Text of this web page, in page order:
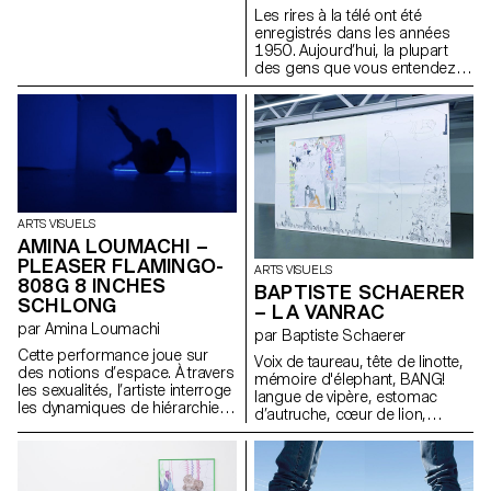
Les rires à la télé ont été
enregistrés dans les années
1950. Aujourd’hui, la plupart
des gens que vous entendez
rire sont morts. » Cette phrase,
tirée du roman Berceuse de
Chuck Palahniuk, ressemble à
une légende urbaine — à moitié
vraie. Elle fait écho à la
sculpture Partial Truth de Bruce
Nauman, une stèle froide et
minimaliste en forme d’écran
éteint. La télévision, elle aussi,
fabrique des vérités partielles :
elle découpe, filtre, remonte le
réel. On regarde les infos
comme une sitcom, entre rires
forcés et tragédies banalisées.
Cette installation traduit cette
perception fragmentée. Deux
urnes : l’une rit, l’autre dort.
Vases de mémoire, elles
incarnent l’absurde autant que
l’engourdissement. Entre rire et
sommeil, mort et spectacle, la
frontière s’efface — comme la
vérité.
ARTS VISUELS
AMINA LOUMACHI –
PLEASER FLAMINGO-
808G 8 INCHES
SCHLONG
par Amina Loumachi
Cette performance joue sur
des notions d’espace. À travers
les sexualités, l’artiste interroge
les dynamiques de hiérarchie,
stratégie de visibilité et de
militantisme queer. Par des
ARTS VISUELS
BAPTISTE SCHAERER
– LA VANRAC
par Baptiste Schaerer
Voix de taureau, tête de linotte,
mémoire d'élephant, BANG!
langue de vipère, estomac
d’autruche, cœur de lion,
grimaces de singe, fin comme
un merle, POUET! mauvais
comme une chenille, BOUM!
têtu comme un âne, malin